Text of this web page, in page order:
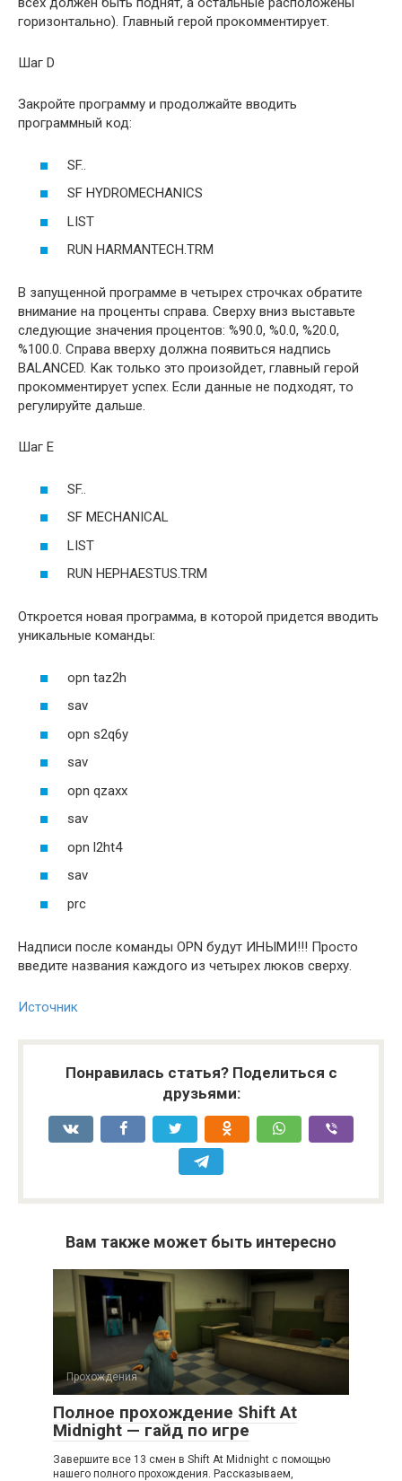
горизонтально). Главный герой прокомментирует.
Шаг D
Закройте программу и продолжайте вводить
программный код:
SF..
SF HYDROMECHANICS
LIST
RUN HARMANTECH.TRM
В запущенной программе в четырех строчках обратите
внимание на проценты справа. Сверху вниз выставьте
следующие значения процентов: %90.0, %0.0, %20.0,
%100.0. Справа вверху должна появиться надпись
BALANCED. Как только это произойдет, главный герой
прокомментирует успех. Если данные не подходят, то
регулируйте дальше.
Шаг E
SF..
SF MECHANICAL
LIST
RUN HEPHAESTUS.TRM
Откроется новая программа, в которой придется вводить
уникальные команды:
opn taz2h
sav
opn s2q6y
sav
opn qzaxx
sav
opn l2ht4
sav
prc
Надписи после команды OPN будут ИНЫМИ!!! Просто
введите названия каждого из четырех люков сверху.
Источник
Понравилась статья? Поделиться с
друзьями:
Вам также может быть интересно
Прохождения
Полное прохождение Shift At
Midnight — гайд по игре
Завершите все 13 смен в Shift At Midnight с помощью
нашего полного прохождения. Рассказываем,